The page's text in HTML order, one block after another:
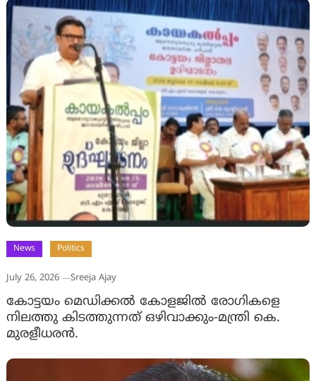
News Politics
July 26, 2026 Sreeja Ajay
കോട്ടയം മെഡിക്കല്‍ കോളജിൽ രോഗികളെ
നിലത്തു കിടത്തുന്നത് ഒഴിവാക്കും-മന്ത്രി കെ.
മുരളീധരന്‍.